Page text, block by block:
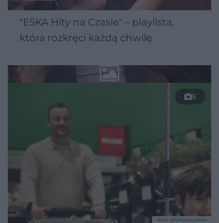
"ESKA Hity na Czasie" – playlista,
która rozkręci każdą chwilę
5
TEKST SPONSOROWANY